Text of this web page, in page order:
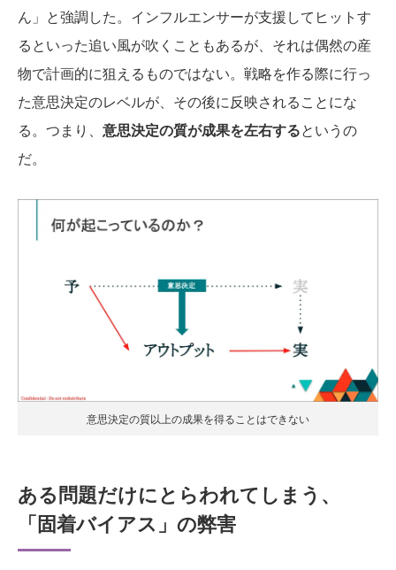
ん」と強調した。インフルエンサーが支援してヒットす
るといった追い風が吹くこともあるが、それは偶然の産
物で計画的に狙えるものではない。戦略を作る際に行っ
た意思決定のレベルが、その後に反映されることにな
る。つまり、 意思決定の質が成果を左右するというの
だ。
意思決定の質以上の成果を得ることはできない
ある問題だけにとらわれてしまう、
「固着バイアス」の弊害